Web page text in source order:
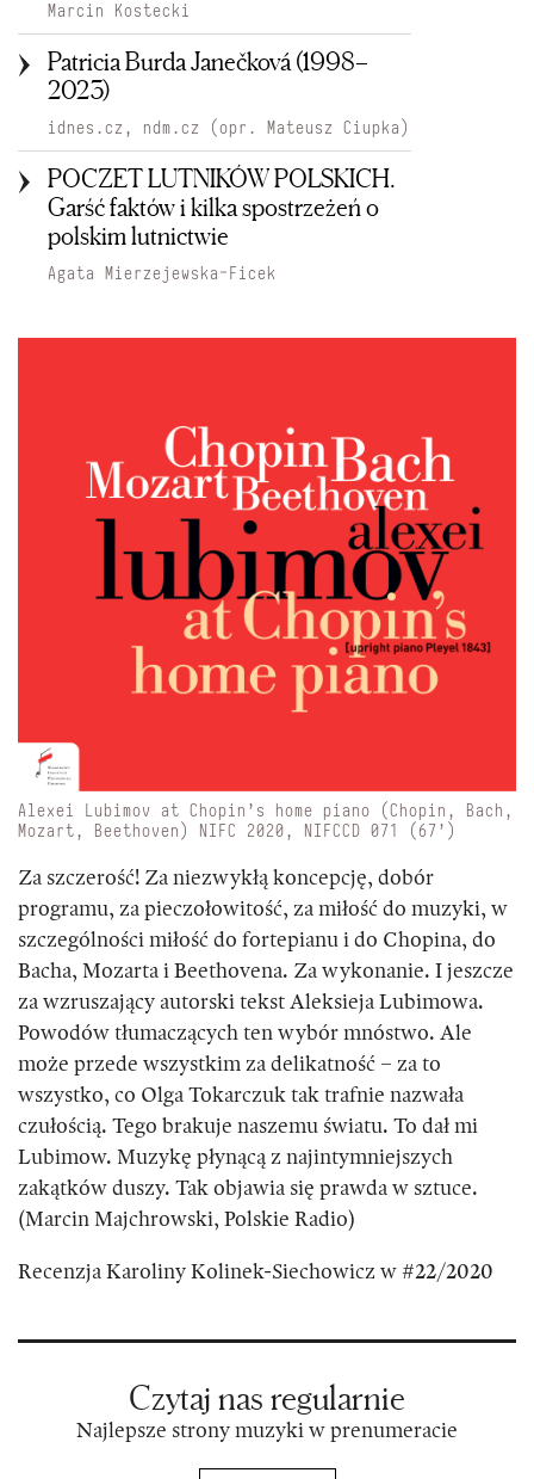
Marcin Kostecki
Patricia Burda Janečková (1998–
2023)
idnes.cz, ndm.cz (opr. Mateusz Ciupka)
POCZET LUTNIKÓW POLSKICH.
Garść faktów i kilka spostrzeżeń o
polskim lutnictwie
Agata Mierzejewska-Ficek
Alexei Lubimov at Chopin’s home piano (Chopin, Bach,
Mozart, Beethoven) NIFC 2020, NIFCCD 071 (67’)
Za szczerość! Za niezwykłą koncepcję, dobór
programu, za pieczołowitość, za miłość do muzyki, w
szczególności miłość do fortepianu i do Chopina, do
Bacha, Mozarta i Beethovena. Za wykonanie. I jeszcze
za wzruszający autorski tekst Aleksieja Lubimowa.
Powodów tłumaczących ten wybór mnóstwo. Ale
może przede wszystkim za delikatność – za to
wszystko, co Olga Tokarczuk tak trafnie nazwała
czułością. Tego brakuje naszemu światu. To dał mi
Lubimow. Muzykę płynącą z najintymniejszych
zakątków duszy. Tak objawia się prawda w sztuce.
(Marcin Majchrowski, Polskie Radio)
Recenzja Karoliny Kolinek-Siechowicz w #22/2020
Czytaj nas regularnie
Najlepsze strony muzyki w prenumeracie